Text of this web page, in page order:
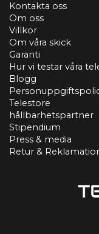
Kontakta oss
Om oss
Villkor
Om våra skick
Garanti
Hur vi testar våra
Blogg
Telestore
hållbarhetspartner
Stipendium
Press & media
Retur &